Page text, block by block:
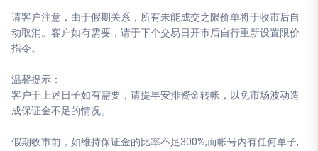
请客户注意，由于假期关系，所有未能成交之限价单将于收市后自
动取消。客户如有需要，请于下个交易日开市后自行重新设置限价
指令。
温馨提示：
客户于上述日子如有需要，请提早安排资金转帐，以免市场波动造
成保证金不足的情况。
假期收市前，如维持保证金的比率不足300%,而帐号内有任何单子,